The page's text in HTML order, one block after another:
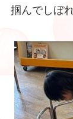
掴んでしぼ